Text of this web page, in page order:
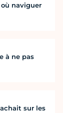
naviguer
à ne pas
sur les